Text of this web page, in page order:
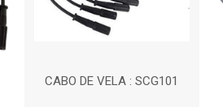
CABO DE VELA : SCG101